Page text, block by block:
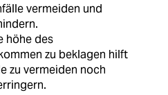
vermeiden und
höhe des
zu beklagen hilft
zu vermeiden noch